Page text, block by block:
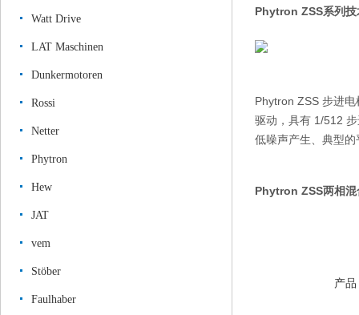
Watt Drive
LAT Maschinen
Dunkermotoren
Rossi
Netter
Phytron
Hew
JAT
vem
Stöber
Faulhaber
Phytron ZSS系列技
Phytron ZSS 步进
驱动，具有 1/512
低噪声产生、典型
Phytron ZSS两相混
产品